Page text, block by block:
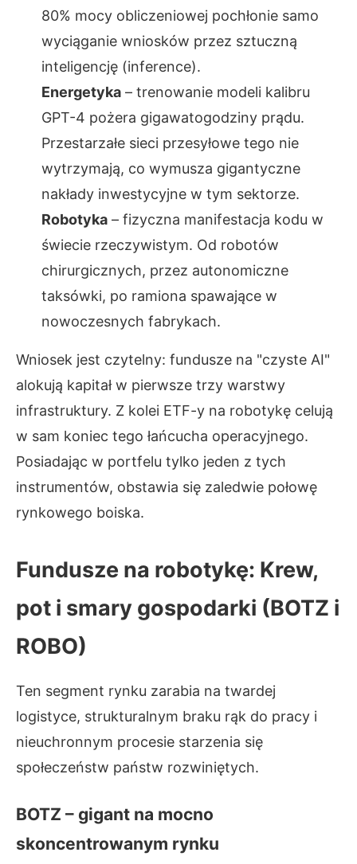
80% mocy obliczeniowej pochłonie samo
wyciąganie wniosków przez sztuczną
inteligencję (inference).
Energetyka – trenowanie modeli kalibru
GPT-4 pożera gigawatogodziny prądu.
Przestarzałe sieci przesyłowe tego nie
wytrzymają, co wymusza gigantyczne
nakłady inwestycyjne w tym sektorze.
Robotyka – fizyczna manifestacja kodu w
świecie rzeczywistym. Od robotów
chirurgicznych, przez autonomiczne
taksówki, po ramiona spawające w
nowoczesnych fabrykach.
Wniosek jest czytelny: fundusze na "czyste AI"
alokują kapitał w pierwsze trzy warstwy
infrastruktury. Z kolei ETF-y na robotykę celują
w sam koniec tego łańcucha operacyjnego.
Posiadając w portfelu tylko jeden z tych
instrumentów, obstawia się zaledwie połowę
rynkowego boiska.
Fundusze na robotykę: Krew,
pot i smary gospodarki (BOTZ i
ROBO)
Ten segment rynku zarabia na twardej
logistyce, strukturalnym braku rąk do pracy i
nieuchronnym procesie starzenia się
społeczeństw państw rozwiniętych.
BOTZ – gigant na mocno
skoncentrowanym rynku